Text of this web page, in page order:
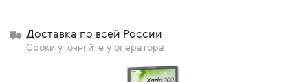
Доставка по всей России
Сроки уточняйте у оператора